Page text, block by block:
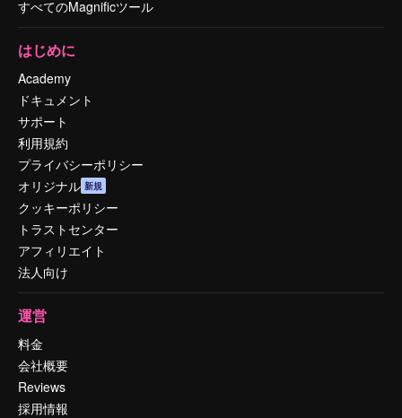
すべてのMagnificツール
はじめに
Academy
ドキュメント
サポート
利用規約
プライバシーポリシー
オリジナル 新規
クッキーポリシー
トラストセンター
アフィリエイト
法人向け
運営
料金
会社概要
Reviews
採用情報